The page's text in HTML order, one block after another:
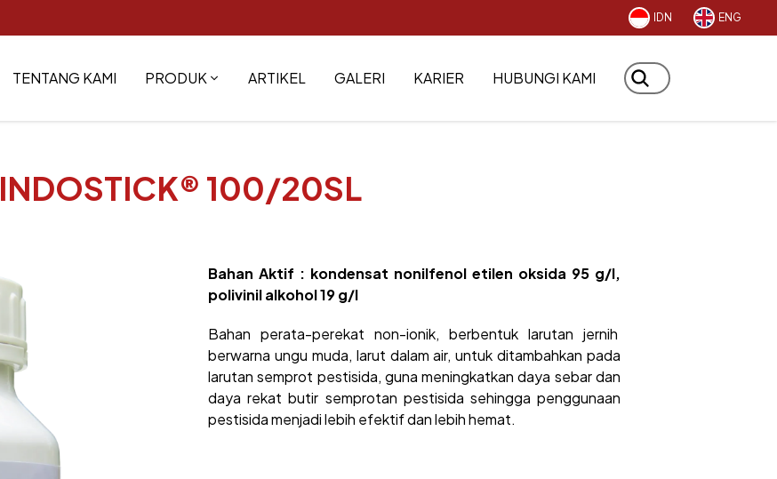
IDN ENG
TENTANG KAMI PRODUK ARTIKEL GALERI KARIER HUBUNGI KAMI
INDOSTICK® 100/20SL
Bahan Aktif : kondensat nonilfenol etilen oksida 95 g/l,
polivinil alkohol 19 g/l
Bahan perata-perekat non-ionik, berbentuk larutan jernih
berwarna ungu muda, larut dalam air, untuk ditambahkan pada
larutan semprot pestisida, guna meningkatkan daya sebar dan
daya rekat butir semprotan pestisida sehingga penggunaan
pestisida menjadi lebih efektif dan lebih hemat.